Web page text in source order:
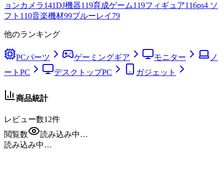
ョンカメラ141DJ機器119育成ゲーム119フィギュア116ps4 ソ
フト 110音楽機材99ブルーレイ 79
他のランキング
PCパーツ ゲーミングギア モニター
ノ
ートPC
デスクトップPC ガジェット
商品統計
レビュー数12件
閲覧数
読み込み中…
読み込み中…